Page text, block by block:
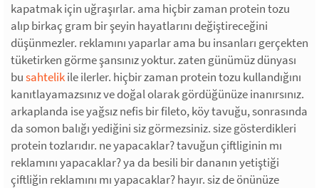
kapatmak için uğraşırlar. ama hiçbir zaman protein tozu
alıp birkaç gram bir şeyin hayatlarını değiştireceğini
düşünmezler. reklamını yaparlar ama bu insanları gerçekten
tüketirken görme şansınız yoktur. zaten günümüz dünyası
busahtelikile ilerler. hiçbir zaman protein tozu kullandığını
kanıtlayamazsınız ve doğal olarak gördüğünüze inanırsınız.
arkaplanda ise yağsız nefis bir fileto, köy tavuğu, sonrasında
da somon balığı yediğini siz görmezsiniz. size gösterdikleri
protein tozlarıdır. ne yapacaklar? tavuğun çiftliginin mı
reklamını yapacaklar? ya da besili bir dananın yetiştiği
çiftliğin reklamını mı yapacaklar? hayır. siz de önünüze